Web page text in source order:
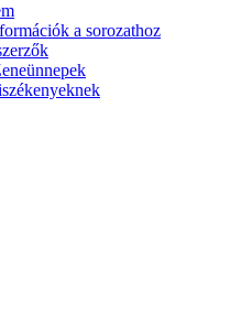
a sorozathoz